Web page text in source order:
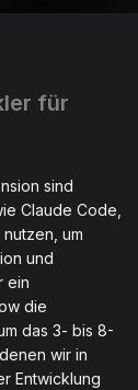
für
sind
Claude Code,
um
und
ein
die
das 3- bis 8-
wir in
Entwicklung